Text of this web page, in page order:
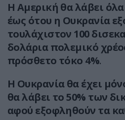
Η Αμερική θα λάβει
έως ότου η Ουκρανία
τουλάχιστον 100
δολάρια πολεμικό
πρόσθετο τόκο 4%.
Η Ουκρανία θα έχει
θα λάβει το 50% των
αφού εξοφληθούν τα